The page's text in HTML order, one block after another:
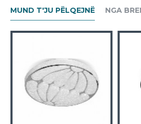
MUND T'JU PËLQEJNË NGA